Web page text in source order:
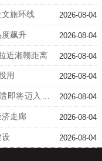
旅环线 2026-08-04
飙升 2026-08-04
近湘赣距离 2026-08-04
用 2026-08-04
即将迈入高 2026-08-04
走廊 2026-08-04
设 2026-08-04